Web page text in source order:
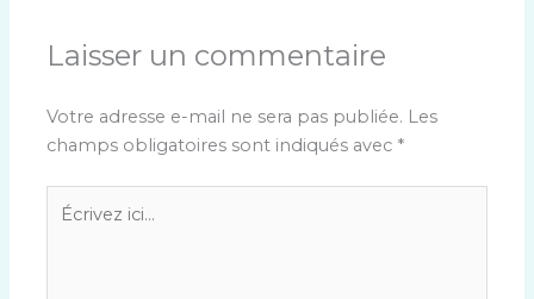
Laisser un commentaire
Votre adresse e-mail ne sera pas publiée. Les
champs obligatoires sont indiqués avec *
Écrivez
ici…